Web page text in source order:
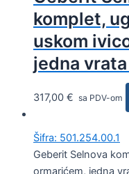
komplet,
uskom
jedna
317,00 € sa PDV-om
Šifra: 501.254.00.1
Geberit Selnova
ormarićem, jedna